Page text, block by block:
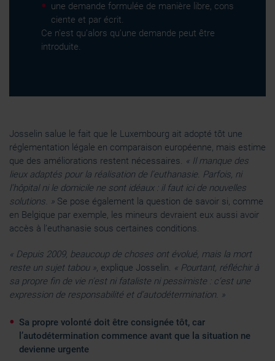
une demande formulée de manière libre, cons
ciente et par écrit.
Ce n’est qu’alors qu’une demande peut être
introduite.
Josselin salue le fait que le Luxembourg ait adopté tôt une
réglementation légale en comparaison européenne, mais estime
que des améliorations restent nécessaires. « Il manque des
lieux adaptés pour la réalisation de l’euthanasie. Parfois, ni
l’hôpital ni le domicile ne sont idéaux : il faut ici de nouvelles
solutions. » Se pose également la question de savoir si, comme
en Belgique par exemple, les mineurs devraient eux aussi avoir
accès à l’euthanasie sous certaines conditions.
« Depuis 2009, beaucoup de choses ont évolué, mais la mort
reste un sujet tabou », explique Josselin. « Pourtant, réfléchir à
sa propre fin de vie n’est ni fataliste ni pessimiste : c’est une
expression de responsabilité et d’autodétermination. »
Sa propre volonté doit être consignée tôt, car
l’autodétermination commence avant que la situation ne
devienne urgente